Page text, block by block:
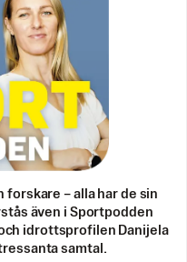
– alla har de sin
även i Sportpodden
idrottsprofilen Danijela
samtal.